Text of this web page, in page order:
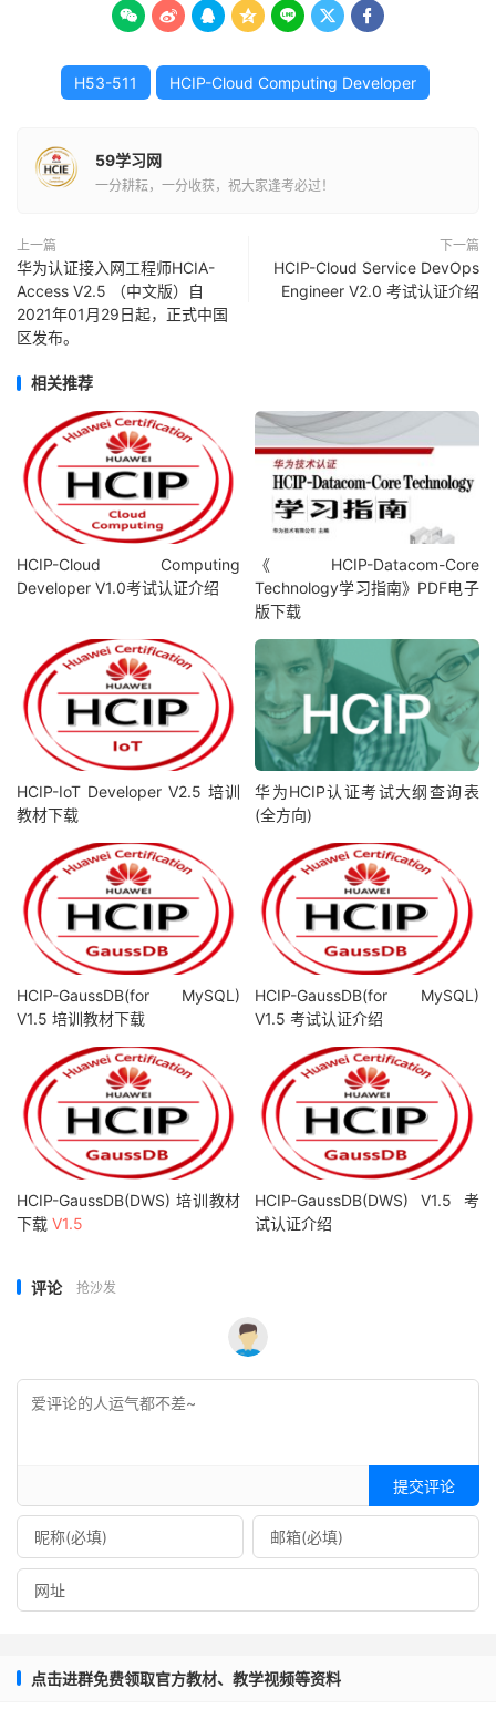
      
H53-511 HCIP-Cloud Computing Developer
59学习网
一分耕耘，一分收获，祝大家逢考必过！
上一篇
华为认证接入网工程师HCIA-
Access V2.5 （中文版）自
2021年01月29日起，正式中国
区发布。
下一篇
HCIP-Cloud Service DevOps
Engineer V2.0 考试认证介绍
相关推荐
HCIP-Cloud Computing
Developer V1.0考试认证介绍
《 HCIP-Datacom-Core
Technology学习指南》PDF电子
版下载
HCIP-IoT Developer V2.5 培训
教材下载
华为HCIP认证考试大纲查询表
(全方向)
HCIP-GaussDB(for MySQL)
V1.5 培训教材下载
HCIP-GaussDB(for MySQL)
V1.5 考试认证介绍
HCIP-GaussDB(DWS) 培训教材
下载 V1.5
HCIP-GaussDB(DWS) V1.5 考
试认证介绍
评论 抢沙发
提交评论
点击进群免费领取官方教材、教学视频等资料